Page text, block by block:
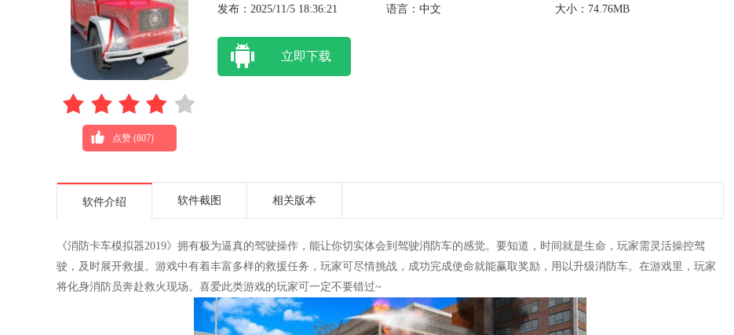
点赞 (807)
发布：2025/11/5 18:36:21
语言：中文 大小：74.76MB
立即下载
软件介绍 软件截图 相关版本
《消防卡车模拟器2019》拥有极为逼真的驾驶操作，能让你切实体会到驾驶消防车的感觉。要知道，时间就是生命，玩家需灵活操控驾
驶，及时展开救援。游戏中有着丰富多样的救援任务，玩家可尽情挑战，成功完成使命就能赢取奖励，用以升级消防车。在游戏里，玩家
将化身消防员奔赴救火现场。喜爱此类游戏的玩家可一定不要错过~